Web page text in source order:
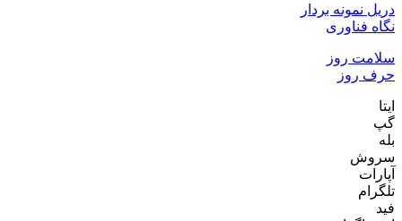
دریل نمونه بردار
نگاه فناوری
سلامت روز
حرف روز
ایتا
گپ
بله
سروش
آپارات
تلگرام
فید